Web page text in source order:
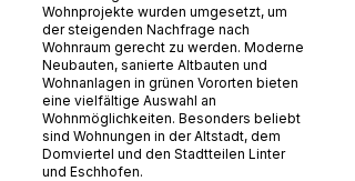
Wohnprojekte wurden umgesetzt, um
der steigenden Nachfrage nach
Wohnraum gerecht zu werden. Moderne
Neubauten, sanierte Altbauten und
Wohnanlagen in grünen Vororten bieten
eine vielfältige Auswahl an
Wohnmöglichkeiten. Besonders beliebt
sind Wohnungen in der Altstadt, dem
Domviertel und den Stadtteilen Linter
und Eschhofen.